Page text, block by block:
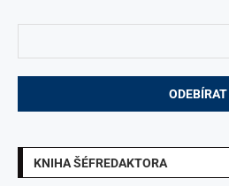
KNIHA ŠÉFREDAKTORA